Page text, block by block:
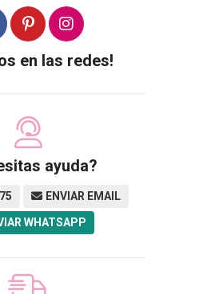
en las redes!
ayuda?
ENVIAR EMAIL
WHATSAPP